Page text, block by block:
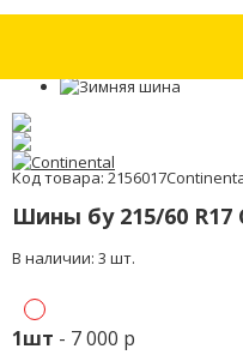
Код товара:
Шины бу 215/60
В наличии: 3 шт.
1шт - 7 000 р